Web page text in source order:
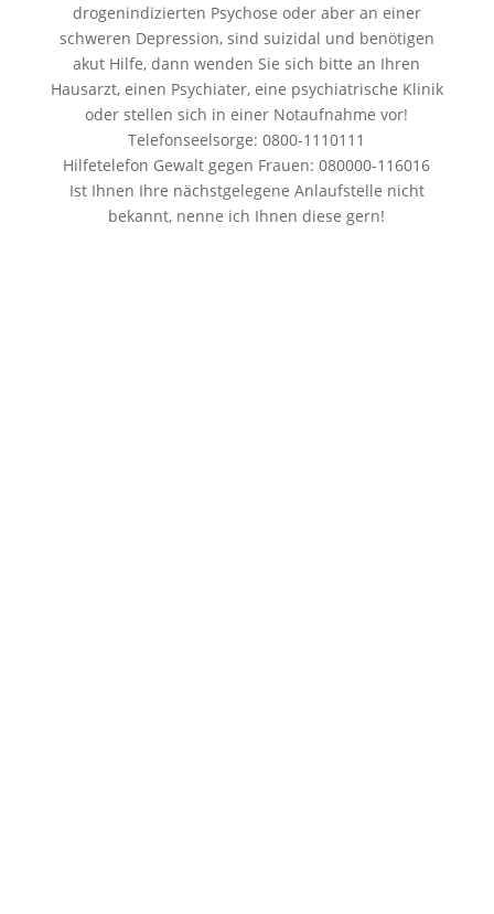
drogenindizierten Psychose oder aber an einer
schweren Depression, sind suizidal und benötigen
akut Hilfe, dann wenden Sie sich bitte an Ihren
Hausarzt, einen Psychiater, eine psychiatrische Klinik
oder stellen sich in einer Notaufnahme vor!
Telefonseelsorge: 0800-1110111
Hilfetelefon Gewalt gegen Frauen: 080000-116016
Ist Ihnen Ihre nächstgelegene Anlaufstelle nicht
bekannt, nenne ich Ihnen diese gern!